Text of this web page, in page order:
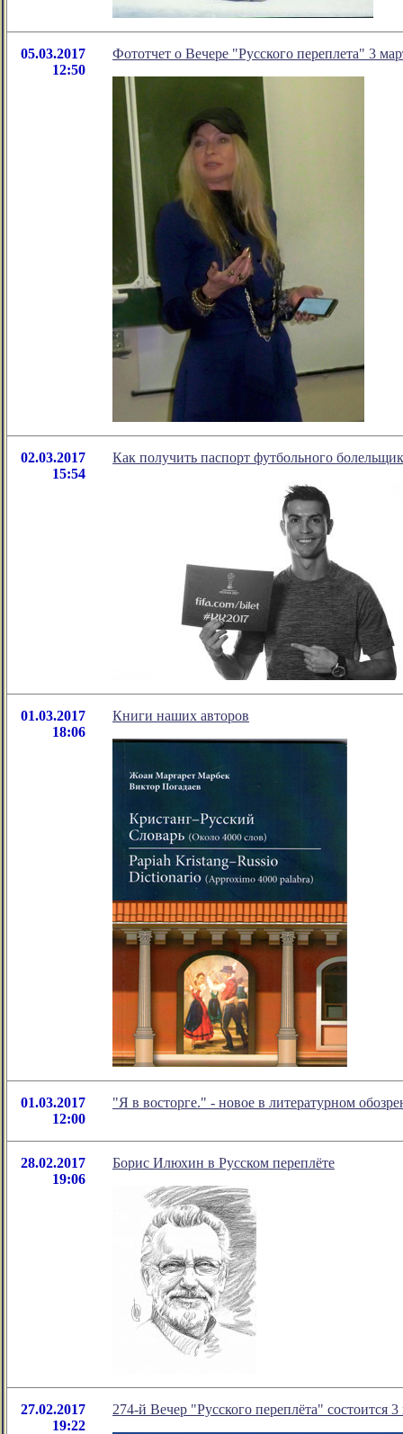
05.03.2017
12:50
Фототчет о Вечере "Русского переплета" 3
02.03.2017
15:54
Как получить паспорт футбольного
01.03.2017
18:06
Книги наших авторов
01.03.2017
12:00
"Я в восторге." - новое в литературном
28.02.2017
19:06
Борис Илюхин в Русском переплёте
27.02.2017
19:22
274-й Вечер "Русского переплёта" состоится 3